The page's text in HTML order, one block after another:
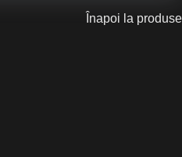
Înapoi la produse